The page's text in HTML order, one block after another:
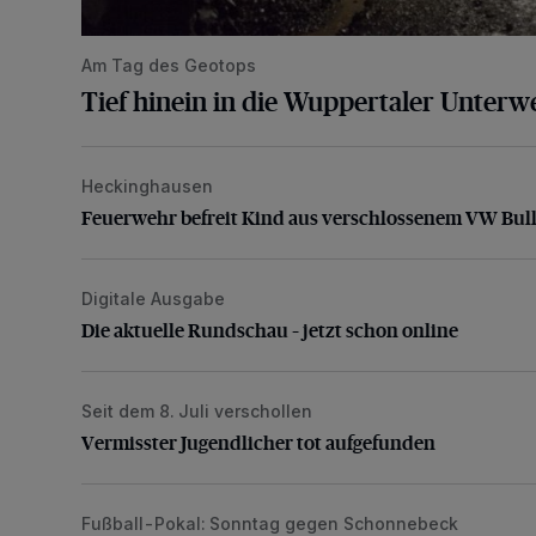
Am Tag des Geotops
Tief hinein in die Wuppertaler
Feuerwehr befreit Kind aus verschlossenem VW Bulli
Heckinghausen
Feuerwehr befreit Kind aus verschlossenem VW
Die aktuelle Rundschau – jetzt schon online
Digitale Ausgabe
Die aktuelle Rundschau – jetzt schon online
Vermisster Jugendlicher tot aufgefunden
Seit dem 8. Juli verschollen
Vermisster Jugendlicher tot aufgefunden
WSV: Comeback, Favoritenfrage und Fitnesszustand
Fußball-Pokal: Sonntag gegen Schonnebeck